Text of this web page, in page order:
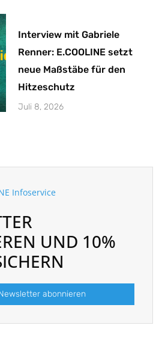
Interview mit Gabriele
Renner: E.COOLINE setzt
neue Maßstäbe für den
Hitzeschutz
Juli 8, 2026
Infoservice
UND 10%
abonnieren